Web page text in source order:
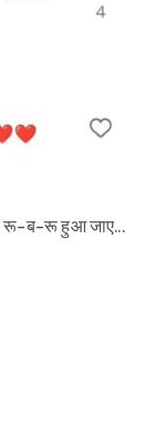
रू-ब-रू हुआ जाए...